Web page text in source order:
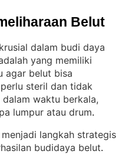
Belut
dalam budi daya
yang memiliki
agar belut bisa
steril dan tidak
waktu berkala,
lumpur atau drum.
langkah strategis
budidaya belut